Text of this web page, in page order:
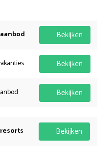
Bekijken
Bekijken
Bekijken
Bekijken